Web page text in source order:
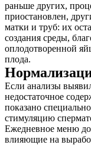
раньше других,
приостановлен,
матки и труб: их
создания среды,
оплодотворенной
плода.
Если анализы
недостаточное
показано
стимуляцию
Ежедневное меню
влияющие на